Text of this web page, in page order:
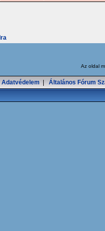
Az oldal
Adatvédelem Általános Fórum